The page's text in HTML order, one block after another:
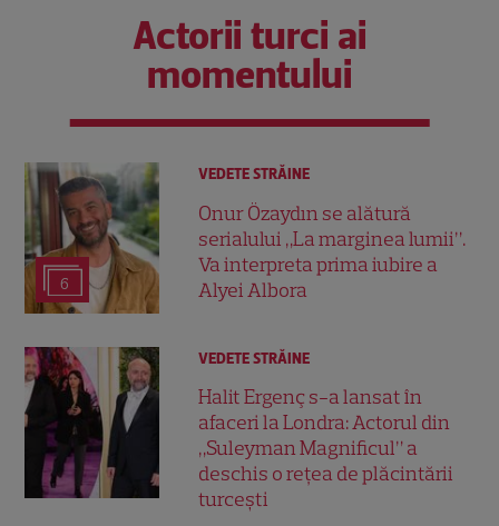
Actorii turci ai
momentului
6
VEDETE STRĂINE
Onur Özaydın se alătură
serialului „La marginea lumii”.
Va interpreta prima iubire a
Alyei Albora
VEDETE STRĂINE
Halit Ergenç s-a lansat în
afaceri la Londra: Actorul din
„Suleyman Magnificul” a
deschis o rețea de plăcintării
turcești